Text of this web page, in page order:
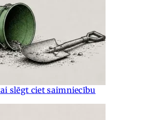
slēgt ciet saimniecību